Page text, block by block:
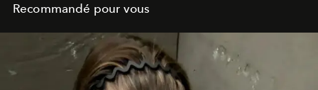
Recommandé pour vous